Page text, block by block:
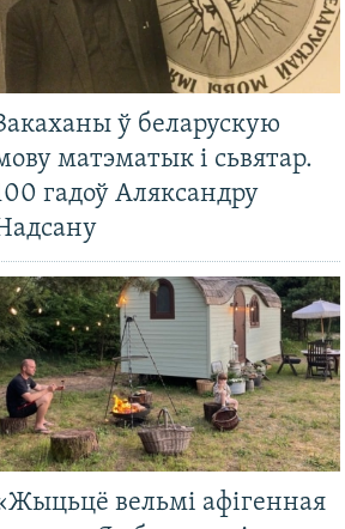
ў беларускую
матэматык і сьвятар.
гадоў Аляксандру
вельмі афігенная